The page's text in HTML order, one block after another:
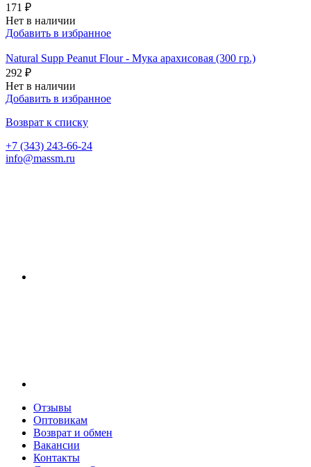
171 ₽
Нет в наличии
Добавить в избранное
Natural Supp Peanut Flour - Мука арахисовая (300 гр.)
292 ₽
Нет в наличии
Добавить в избранное
Возврат к списку
+7 (343) 243-66-24
info@massm.ru
Отзывы
Оптовикам
Возврат и обмен
Вакансии
Контакты